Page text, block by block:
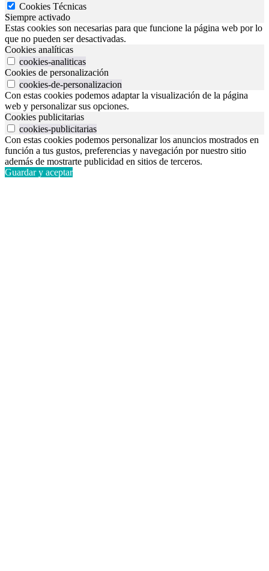
Cookies Técnicas
Siempre activado
Estas cookies son necesarias para que funcione la página web por lo
que no pueden ser desactivadas.
Cookies analíticas
cookies-analiticas
Cookies de personalización
cookies-de-personalizacion
Con estas cookies podemos adaptar la visualización de la página
web y personalizar sus opciones.
Cookies publicitarias
cookies-publicitarias
Con estas cookies podemos personalizar los anuncios mostrados en
función a tus gustos, preferencias y navegación por nuestro sitio
además de mostrarte publicidad en sitios de terceros.
Guardar y aceptar